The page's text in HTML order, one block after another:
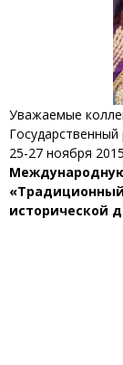
Уважаемые
25-27 ноября
исторической